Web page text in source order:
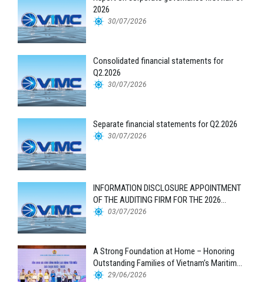
2026
30/07/2026
Consolidated financial statements for
Q2.2026
30/07/2026
Separate financial statements for Q2.2026
30/07/2026
INFORMATION DISCLOSURE APPOINTMENT
OF THE AUDITING FIRM FOR THE 2026
FINANCIAL STATEMENTS
03/07/2026
A Strong Foundation at Home – Honoring
Outstanding Families of Vietnam’s Maritime
Workforce
29/06/2026